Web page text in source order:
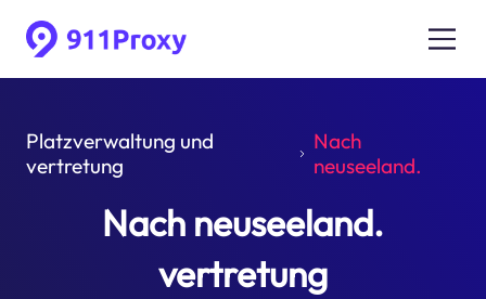
Platzverwaltung und
vertretung
Nach
neuseeland.
Nach neuseeland.
vertretung